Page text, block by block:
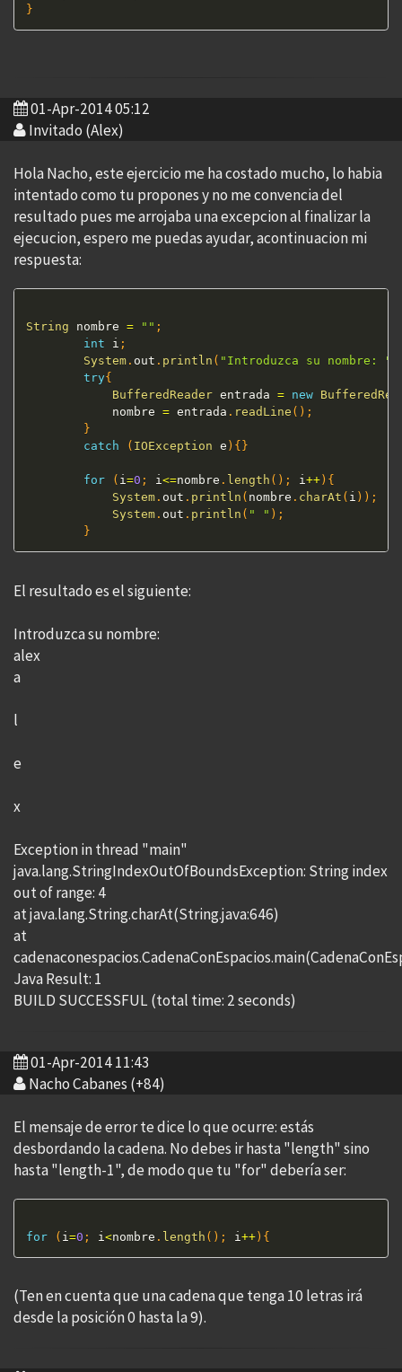
}
01-Apr-2014 05:12
Invitado (Alex)
Hola Nacho, este ejercicio me ha costado mucho, lo habia
intentado como tu propones y no me convencia del
resultado pues me arrojaba una excepcion al finalizar la
ejecucion, espero me puedas ayudar, acontinuacion mi
respuesta:
String nombre = "" ;
int i ;
System . out . println ( "Introduzca su nombre: "
try{
BufferedReader entrada = new
            nombre
= entrada . readLine ( ) ;
}
catch
( IOException e ) { }
for ( i=0 ; i<=nombre . length ( ) ; i++ ) {
System . out . println ( nombre . charAt ( i ) ) ;
System . out . println ( " " ) ;
}
El resultado es el siguiente:
Introduzca su nombre:
alex
a
l
e
x
Exception in thread "main"
java.lang.StringIndexOutOfBoundsException: String index
out of range: 4
at java.lang.String.charAt(String.java:646)
at
Java Result: 1
BUILD SUCCESSFUL (total time: 2 seconds)
01-Apr-2014 11:43
Nacho Cabanes (+84)
El mensaje de error te dice lo que ocurre: estás
desbordando la cadena. No debes ir hasta "length" sino
hasta "length-1", de modo que tu "for" debería ser:
for ( i =0 ; i <nombre . length ( ) ; i ++) {
(Ten en cuenta que una cadena que tenga 10 letras irá
desde la posición 0 hasta la 9).